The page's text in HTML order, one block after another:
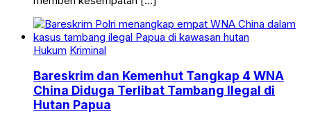
Hukum Kriminal
Bareskrim dan Kemenhut Tangkap 4 WNA
China Diduga Terlibat Tambang Ilegal di
Hutan Papua